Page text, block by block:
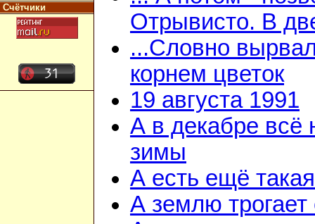
Счётчики
Отрывисто. В
...Словно
корнем цветок
19 августа 1991
А в декабре всё
зимы
А есть ещё
А землю трогает